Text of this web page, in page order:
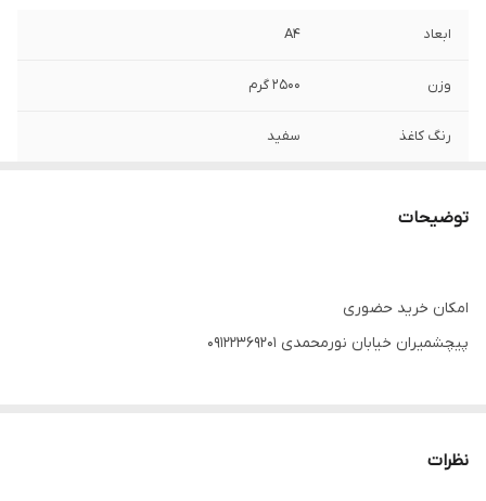
ابعاد A4
وزن 2500 گرم
رنگ کاغذ سفید
بسته بندی لفاف نایلونی
توضیحات
امکان خرید حضوری
پیچشمیران خیابان نورمحمدی 09122369201
نظرات